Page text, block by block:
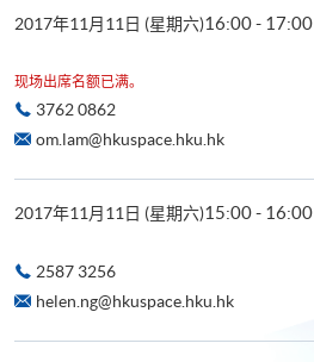
2017年11月11日 (星期六)16:00 - 17:00
现场出席名额已满。
3762 0862
om.lam@hkuspace.hku.hk
2017年11月11日 (星期六)15:00 - 16:00
2587 3256
helen.ng@hkuspace.hku.hk